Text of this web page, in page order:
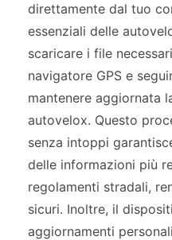
direttamente dal tuo
essenziali delle
scaricare i file
navigatore GPS e
mantenere aggiornata
autovelox. Questo
senza intoppi
delle informazioni più
regolamenti stradali,
sicuri. Inoltre, il
aggiornamenti